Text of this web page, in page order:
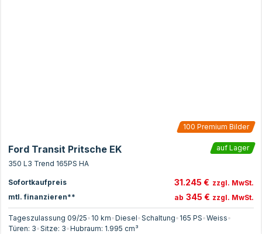
100 Premium Bilder
Ford Transit Pritsche EK
auf Lager
350 L3 Trend 165PS HA
Sofortkaufpreis 31.245 € zzgl. MwSt.
mtl. finanzieren**
ab 345 € zzgl. MwSt.
Tageszulassung 09/25• 10 km•Diesel•Schaltung• 165 PS•Weiss•
Türen: 3•Sitze: 3•Hubraum: 1.995 cm³